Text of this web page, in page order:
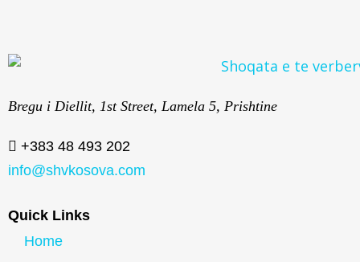
Bregu i Diellit, 1st Street, Lamela 5, Prishtine
+383 48 493 202
info@shvkosova.com
Quick Links
Home